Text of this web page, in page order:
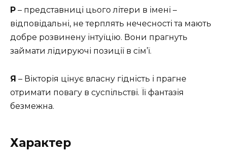
Р – представниці цього літери в імені –
відповідальні, не терплять нечесності та мають
добре розвинену інтуїцію. Вони прагнуть
займати лідируючі позиції в сім’ї.
Я – Вікторія цінує власну гідність і прагне
отримати повагу в суспільстві. Її фантазія
безмежна.
Характер